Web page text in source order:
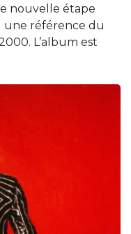
nouvelle étape
une référence du
L’album est